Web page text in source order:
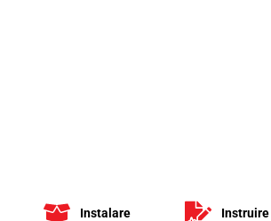
Instalare Instruire